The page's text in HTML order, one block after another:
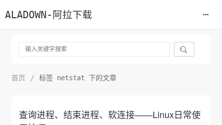
ALADOWN-阿拉下载

首页 / 标签 netstat 下的文章
查询进程、结束进程、软连接——Linux日常使